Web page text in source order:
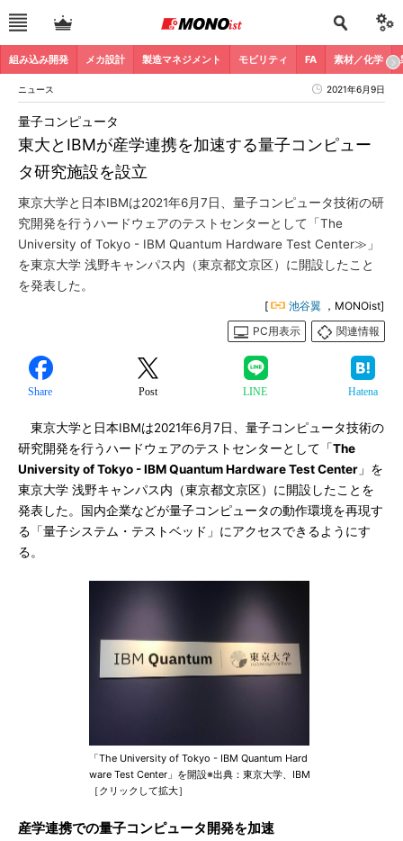
組み込み開発 メカ設計 製造マネジメント モビリティ FA 素材／化学
ニュース 2021年6月9日
東大とIBMが産学連携を加速する量子コンピュー
タ研究施設を設立
量子コンピュータ
東京大学と日本IBMは2021年6月7日、量子コンピュータ技術の研
究開発を行うハードウェアのテストセンターとして「The
University of Tokyo - IBM Quantum Hardware Test Center≫」
を東京大学 浅野キャンパス内（東京都文京区）に開設したこと
を発表した。
[ 池谷翼 ，MONOist]
PC用表示
関連情報
Share Post LINE Hatena
東京大学と日本IBMは2021年6月7日、量子コンピュータ技術の
研究開発を行うハードウェアのテストセンターとして「The
University of Tokyo - IBM Quantum Hardware Test Center 」を
東京大学 浅野キャンパス内（東京都文京区）に開設したことを
発表した。国内企業などが量子コンピュータの動作環境を再現す
る「量子システム・テストベッド」にアクセスできるようにす
る。
「The University of Tokyo - IBM Quantum Hard
ware Test Center」を開設※出典：東京大学、IBM
［クリックして拡大］
産学連携での量子コンピュータ開発を加速